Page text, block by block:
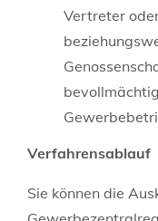
Vertreter
Verfahrensablauf
Sie können die